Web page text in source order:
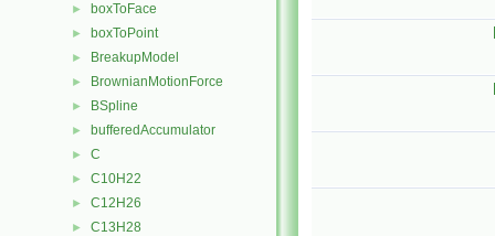
► boxToFace
► boxToPoint
► BreakupModel
► BrownianMotionForce
► BSpline
► bufferedAccumulator
► C
► C10H22
► C12H26
► C13H28